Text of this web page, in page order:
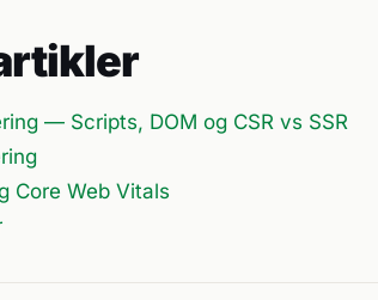
— Scripts, DOM og CSR vs SSR
Core Web Vitals